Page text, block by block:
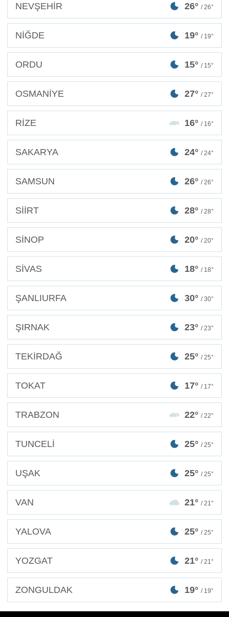
NEVŞEHİR 26° / 26°
NİĞDE 19° / 19°
ORDU 15° / 15°
OSMANİYE 27° / 27°
RİZE 16° / 16°
SAKARYA 24° / 24°
SAMSUN 26° / 26°
SİİRT 28° / 28°
SİNOP 20° / 20°
SİVAS 18° / 18°
ŞANLIURFA 30° / 30°
ŞIRNAK 23° / 23°
TEKİRDAĞ 25° / 25°
TOKAT 17° / 17°
TRABZON 22° / 22°
TUNCELİ 25° / 25°
UŞAK 25° / 25°
VAN 21° / 21°
YALOVA 25° / 25°
YOZGAT 21° / 21°
ZONGULDAK 19° / 19°